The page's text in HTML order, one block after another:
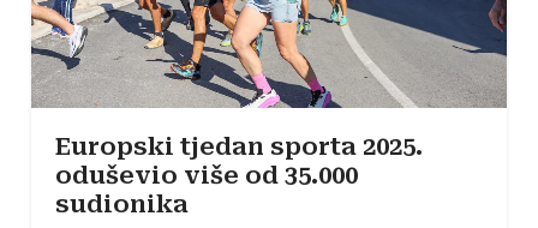
Europski tjedan sporta 2025.
oduševio više od 35.000
sudionika